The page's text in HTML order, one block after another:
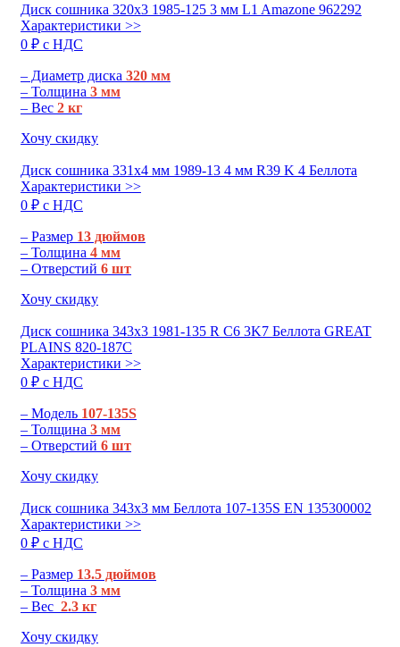
Диск сошника 320х3 1985-125 3 мм L1 Amazone 962292
Характеристики >>
0 ₽ c НДС
– Диаметр диска 320 мм
– Толщина 3 мм
– Вес 2 кг
Хочу скидку
Диск сошника 331х4 мм 1989-13 4 мм R39 K 4 Беллота
Характеристики >>
0 ₽ c НДС
– Размер 13 дюймов
– Толщина 4 мм
– Отверстий 6 шт
Хочу скидку
Диск сошника 343х3 1981-135 R C6 3K7 Беллота GREAT
PLAINS 820-187C
Характеристики >>
0 ₽ c НДС
– Модель 107-135S
– Толщина 3 мм
– Отверстий 6 шт
Хочу скидку
Диск сошника 343х3 мм Беллота 107-135S EN 135300002
Характеристики >>
0 ₽ c НДС
– Размер 13.5 дюймов
– Толщина 3 мм
– Вес 2.3 кг
Хочу скидку